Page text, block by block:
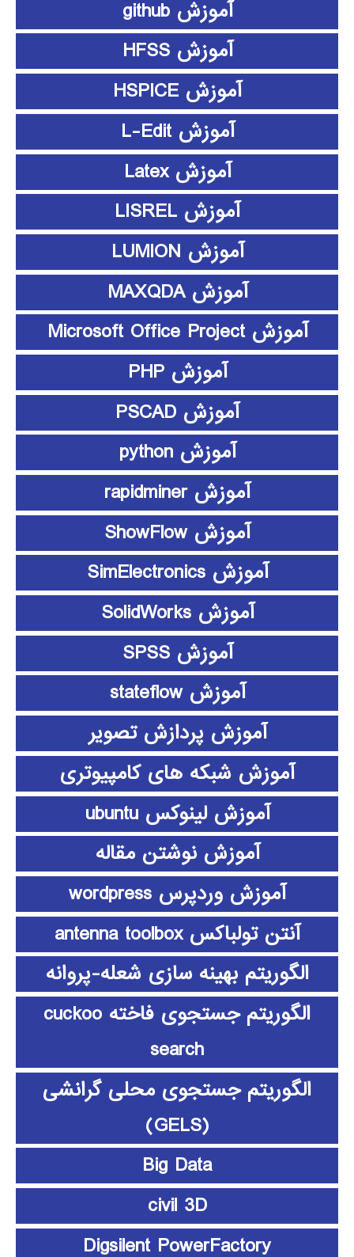
آموزش github
آموزش HFSS
آموزش HSPICE
آموزش L-Edit
آموزش Latex
آموزش LISREL
آموزش LUMION
آموزش MAXQDA
آموزش Microsoft Office Project
آموزش PHP
آموزش PSCAD
آموزش python
آموزش rapidminer
آموزش ShowFlow
آموزش SimElectronics
آموزش SolidWorks
آموزش SPSS
آموزش stateflow
آموزش پردازش تصویر
آموزش شبکه های کامپیوتری
آموزش لینوکس ubuntu
آموزش نوشتن مقاله
آموزش وردپرس wordpress
آنتن تولباکس antenna toolbox
الگوریتم بهینه سازی شعله-پروانه
الگوریتم جستجوی فاخته cuckoo
search
الگوریتم جستجوی محلی گرانشی
(GELS)
Big Data
civil 3D
Digsilent PowerFactory